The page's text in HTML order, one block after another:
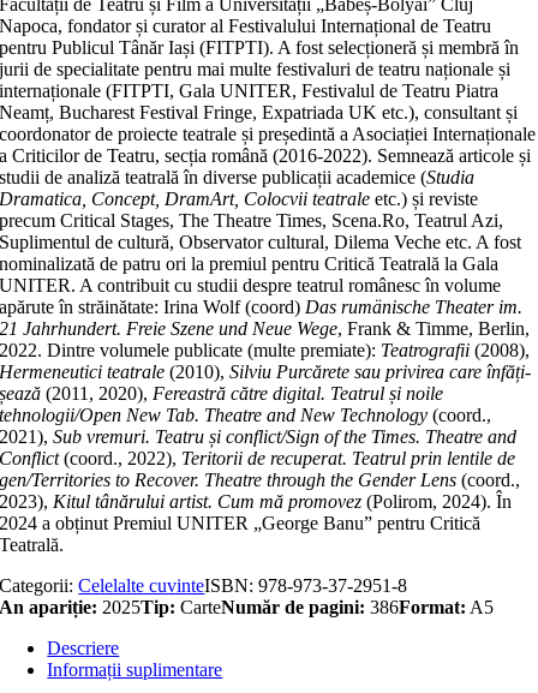
Facultății de Teatru și Film a Universității „Babeș-Bolyai” Cluj
Napoca, fondator și curator al Festivalului Interna­țio­nal de Teatru
pentru Publicul Tânăr Iași (FITPTI). A fost selecționeră și membră în
jurii de specialitate pen­tru mai multe festivaluri de teatru naționale și
inter­naționale (FITPTI, Gala UNITER, Festivalul de Teatru Piatra
Neamț, Bucharest Festival Fringe, Expatriada UK etc.), consultant și
coordonator de proiecte tea­tra­le și președintă a Asociației Internaționale
a Criticilor de Teatru, secția română (2016-2022). Semnează articole și
studii de analiză teatrală în diverse pu­bli­cații academice (Studia
Dramatica, Concept, DramArt, Colocvii teatrale etc.) și reviste
precum Critical Stages, The Theatre Times, Scena.Ro, Teatrul Azi,
Suplimentul de cultură, Observator cultural, Dilema Veche etc. A fost
nominalizată de patru ori la premiul pentru Critică Teatrală la Gala
UNITER. A contribuit cu studii despre teatrul românesc în volume
apărute în stră­i­nă­tate: Irina Wolf (coord) Das rumänische Theater im.
21 Jahrhundert. Freie Szene und Neue Wege, Frank & Timme, Berlin,
2022. Dintre volumele publicate (multe premiate): Teatrografii (2008),
Hermeneutici teatrale (2010),Silviu Purcărete sau privirea care înfă­ți­
șează (2011, 2020), Fereastră către digital. Teatrul și noile
tehnologii/Open New Tab. Theatre and New Technology (coord.,
2021),Sub vremuri. Teatru și con­flict/Sign of the Times. Theatre and
Conflict(coord., 2022), Teritorii de recuperat. Teatrul prin lentile de
gen/Territories to Recover. Theatre through the Gender Lens (coord.,
2023), Kitul tânărului artist. Cum mă promovez (Polirom, 2024). În
2024 a obținut Pre­miul UNITER „George Banu” pentru Critică
Teatrală.
Categorii:Celelalte cuvinteISBN:978-973-37-2951-8
An apariție: 2025Tip: CarteNumăr de pagini: 386Format: A5
Descriere
Informații suplimentare